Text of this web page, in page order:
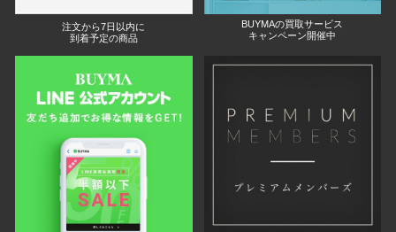
注文から7日以内に
到着予定の商品
BUYMAの買取サービス
キャンペーン開催中